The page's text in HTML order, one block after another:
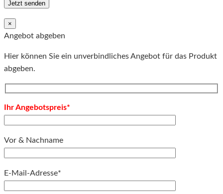
×
Angebot abgeben
Hier können Sie ein unverbindliches Angebot für das Produkt
abgeben.
Ihr Angebotspreis*
Vor & Nachname
E-Mail-Adresse*